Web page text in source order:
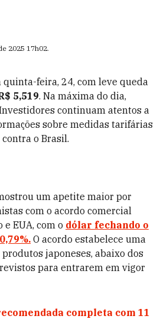
2025 17h02.
quinta-feira, 24, com leve queda
5,519. Na máxima do dia,
continuam atentos a
sobre medidas tarifárias
o Brasil.
um apetite maior por
com o acordo comercial
EUA, com o dólar fechando o
O acordo estabelece uma
japoneses, abaixo dos
para entrarem em vigor
completa com 11